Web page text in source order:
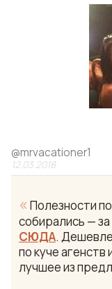
@mrvacationer1
12.03.2018
« Полезности
собирались —
СЮДА.
по куче агенств
лучшее из